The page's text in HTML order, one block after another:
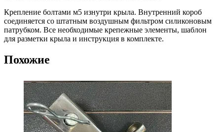
Крепление болтами м5 изнутри крыла. Внутренний короб
соединяется со штатным воздушным фильтром силиконовым
патрубком. Все необходимые крепежные элементы, шаблон
для разметки крыла и инструкция в комплекте.
Похожие